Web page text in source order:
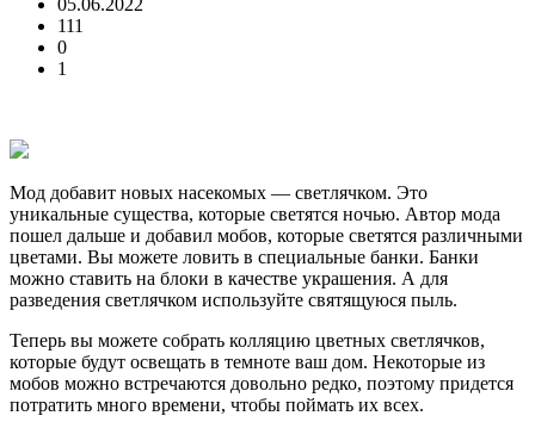
111
0
1
Мод добавит новых насекомых — светлячком. Это
уникальные существа, которые светятся ночью. Автор мода
пошел дальше и добавил мобов, которые светятся различными
цветами. Вы можете ловить в специальные банки. Банки
можно ставить на блоки в качестве украшения. А для
разведения светлячком используйте святящуюся пыль.
Теперь вы можете собрать колляцию цветных светлячков,
которые будут освещать в темноте ваш дом. Некоторые из
мобов можно встречаются довольно редко, поэтому придется
потратить много времени, чтобы поймать их всех.